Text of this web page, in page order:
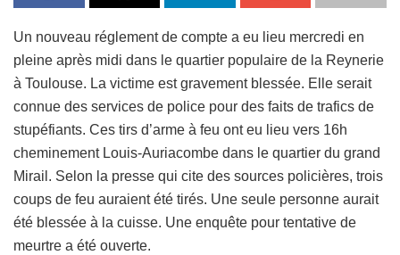
Un nouveau réglement de compte a eu lieu mercredi en
pleine après midi dans le quartier populaire de la Reynerie
à Toulouse. La victime est gravement blessée. Elle serait
connue des services de police pour des faits de trafics de
stupéfiants. Ces tirs d’arme à feu ont eu lieu vers 16h
cheminement Louis-Auriacombe dans le quartier du grand
Mirail. Selon la presse qui cite des sources policières, trois
coups de feu auraient été tirés. Une seule personne aurait
été blessée à la cuisse. Une enquête pour tentative de
meurtre a été ouverte.